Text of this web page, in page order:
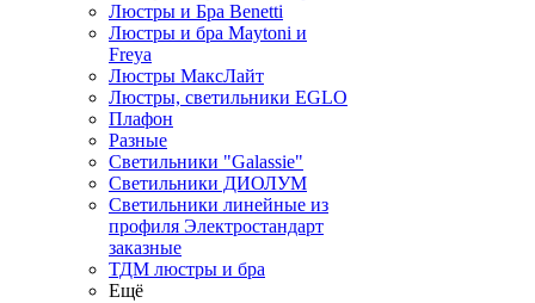
Люстры и Бра Benetti
Люстры и бра Maytoni и
Freya
Люстры МаксЛайт
Люстры, светильники EGLO
Плафон
Разные
Светильники "Galassie"
Светильники ДИОЛУМ
Светильники линейные из
профиля Электростандарт
заказные
ТДМ люстры и бра
Ещё